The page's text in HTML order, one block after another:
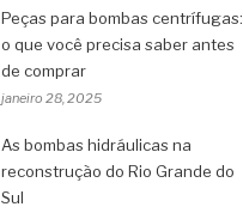
Peças para bombas centrífugas:
o que você precisa saber antes
de comprar
janeiro 28, 2025
As bombas hidráulicas na
reconstrução do Rio Grande do
Sul